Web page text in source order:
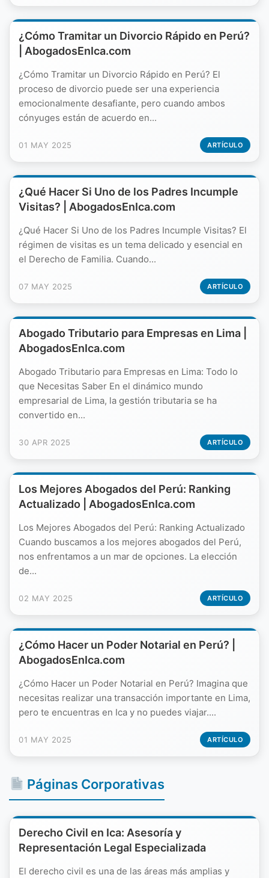
¿Cómo Tramitar un Divorcio Rápido en Perú?
| AbogadosEnIca.com
¿Cómo Tramitar un Divorcio Rápido en Perú? El
proceso de divorcio puede ser una experiencia
emocionalmente desafiante, pero cuando ambos
cónyuges están de acuerdo en...
01 MAY 2025 ARTÍCULO
¿Qué Hacer Si Uno de los Padres Incumple
Visitas? | AbogadosEnIca.com
¿Qué Hacer Si Uno de los Padres Incumple Visitas? El
régimen de visitas es un tema delicado y esencial en
el Derecho de Familia. Cuando...
07 MAY 2025 ARTÍCULO
Abogado Tributario para Empresas en Lima |
AbogadosEnIca.com
Abogado Tributario para Empresas en Lima: Todo lo
que Necesitas Saber En el dinámico mundo
empresarial de Lima, la gestión tributaria se ha
convertido en...
30 APR 2025 ARTÍCULO
Los Mejores Abogados del Perú: Ranking
Actualizado | AbogadosEnIca.com
Los Mejores Abogados del Perú: Ranking Actualizado
Cuando buscamos a los mejores abogados del Perú,
nos enfrentamos a un mar de opciones. La elección
de...
02 MAY 2025 ARTÍCULO
¿Cómo Hacer un Poder Notarial en Perú? |
AbogadosEnIca.com
¿Cómo Hacer un Poder Notarial en Perú? Imagina que
necesitas realizar una transacción importante en Lima,
pero te encuentras en Ica y no puedes viajar....
01 MAY 2025 ARTÍCULO
Páginas Corporativas
Derecho Civil en Ica: Asesoría y
Representación Legal Especializada
El derecho civil es una de las áreas más amplias y